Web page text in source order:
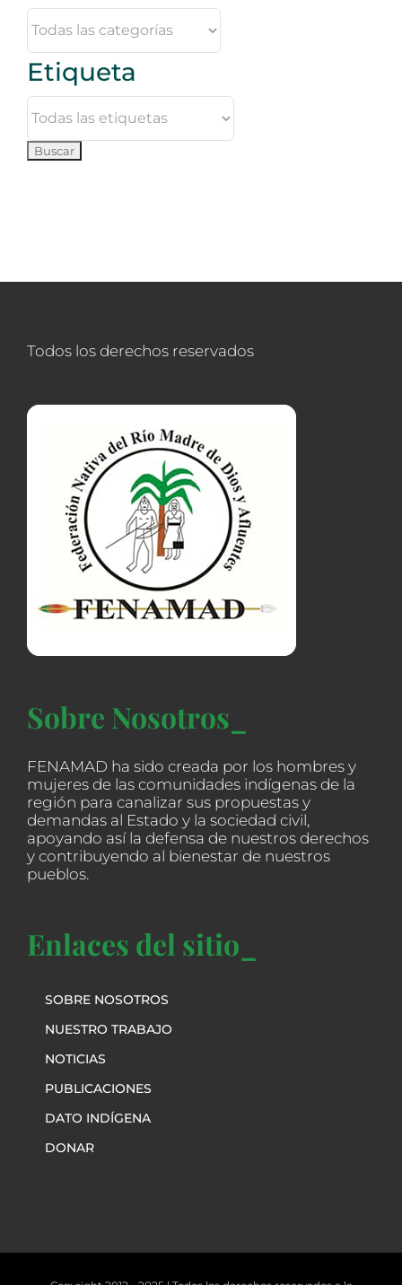
Etiqueta
Todos los derechos reservados
Sobre Nosotros_
FENAMAD ha sido creada por los hombres y
mujeres de las comunidades indígenas de la
región para canalizar sus propuestas y
demandas al Estado y la sociedad civil,
apoyando así la defensa de nuestros derechos
y contribuyendo al bienestar de nuestros
pueblos.
Enlaces del sitio_
SOBRE NOSOTROS
NUESTRO TRABAJO
NOTICIAS
PUBLICACIONES
DATO INDÍGENA
DONAR